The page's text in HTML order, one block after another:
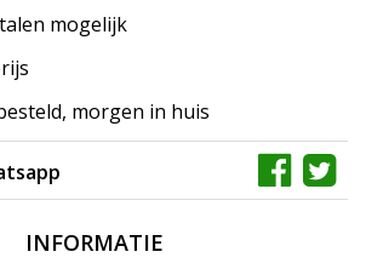
mogelijk
morgen in huis
INFORMATIE